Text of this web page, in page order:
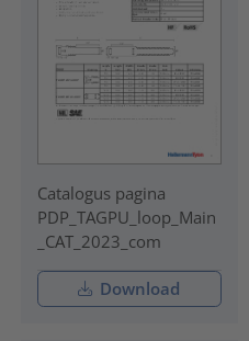
Catalogus pagina
PDP_TAGPU_loop_Main
_CAT_2023_com
Download